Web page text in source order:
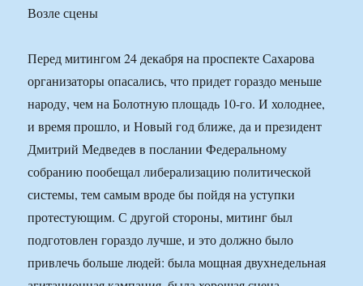
Возле сцены
Перед митингом 24 декабря на проспекте Сахарова
организаторы опасались, что придет гораздо меньше
народу, чем на Болотную площадь 10-го. И холоднее,
и время прошло, и Новый год ближе, да и президент
Дмитрий Медведев в послании Федеральному
собранию пообещал либерализацию политической
системы, тем самым вроде бы пойдя на уступки
протестующим. С другой стороны, митинг был
подготовлен гораздо лучше, и это должно было
привлечь больше людей: была мощная двухнедельная